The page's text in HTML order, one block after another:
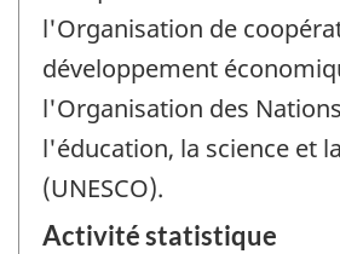
l'Organisation de
développement
l'Organisation des
l'éducation, la science et
(UNESCO).
Activité statistique